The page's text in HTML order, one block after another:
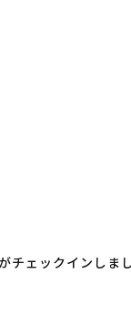
チェックインしま